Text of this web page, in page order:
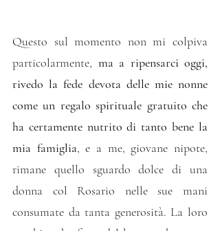
Questo sul momento non mi colpiva
particolarmente, ma a ripensarci oggi,
rivedo la fede devota delle mie nonne
come un regalo spirituale gratuito che
ha certamente nutrito di tanto bene la
mia famiglia, e a me, giovane nipote,
rimane quello sguardo dolce di una
donna col Rosario nelle sue mani
consumate da tanta generosità. La loro